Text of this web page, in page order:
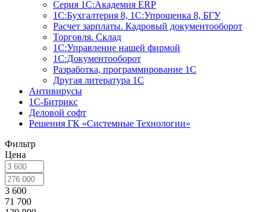
Серия 1С:Академия ERP
1С:Бухгалтерия 8, 1С:Упрощенка 8, БГУ
Расчет зарплаты. Кадровый документооборот
Торговля. Склад
1С:Управление нашей фирмой
1С:Документооборот
Разработка, программирование 1С
Другая литература 1С
Антивирусы
1С-Битрикс
Деловой софт
Решения ГК «Системные Технологии»
Фильтр
Цена
3 600
71 700